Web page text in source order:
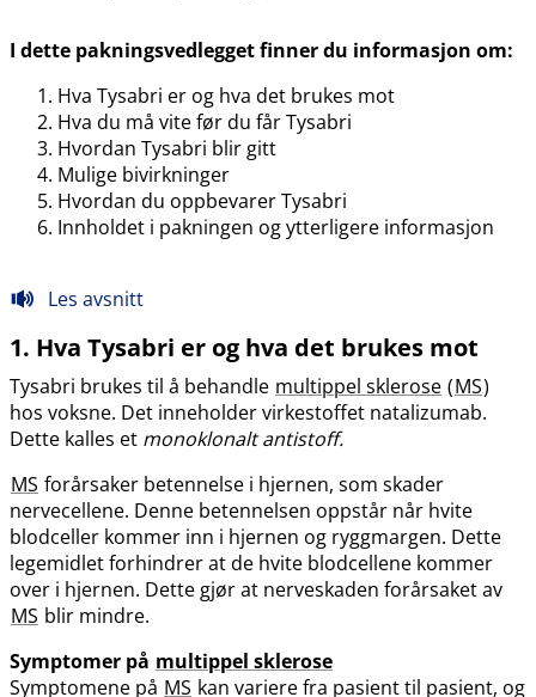
I dette pakningsvedlegget finner du informasjon om:
Hva Tysabri er og hva det brukes mot
Hva du må vite før du får Tysabri
Hvordan Tysabri blir gitt
Mulige bivirkninger
Hvordan du oppbevarer Tysabri
Innholdet i pakningen og ytterligere informasjon
Les avsnitt
1. Hva Tysabri er og hva det brukes mot
Tysabri brukes til å behandle multippel sklerose (MS)
hos voksne. Det inneholder virkestoffet natalizumab.
Dette kalles et monoklonalt antistoff.
MS forårsaker betennelse i hjernen, som skader
nervecellene. Denne betennelsen oppstår når hvite
blodceller kommer inn i hjernen og ryggmargen. Dette
legemidlet forhindrer at de hvite blodcellene kommer
over i hjernen. Dette gjør at nerveskaden forårsaket av
MS blir mindre.
Symptomer på multippel sklerose
Symptomene på MS kan variere fra pasient til pasient, og